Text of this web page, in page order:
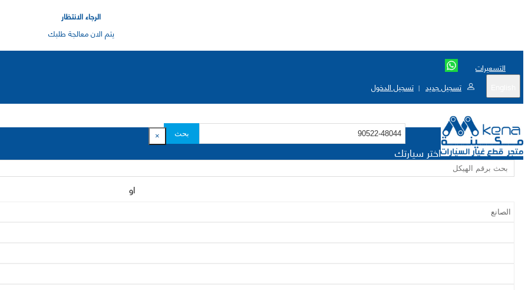
الرجاء الانتظار
يتم الان معالجة طلبك
التسعيرات
تسجيل جديد | تسجيل الدخول
بحث ×
اختر سيارتك
او